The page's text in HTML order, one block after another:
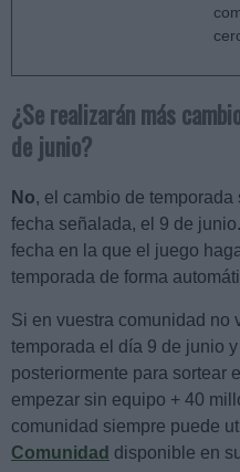
¿Se realizarán más
de junio?
No, el cambio de
fecha señalada, el 9 de
fecha en la que el juego
temporada de forma
Si en vuestra comunidad no
temporada el día 9 de junio
posteriormente para sortear
empezar sin equipo + 40
comunidad siempre puede
Comunidad disponible en